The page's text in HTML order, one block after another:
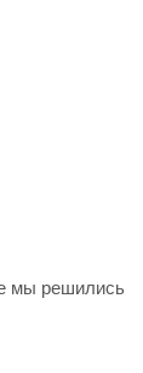
мы решились
проблемы